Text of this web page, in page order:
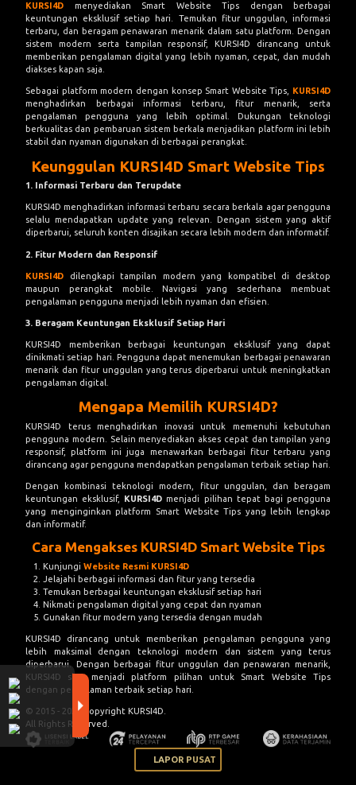
KURSI4D menyediakan Smart Website Tips dengan berbagai
keuntungan eksklusif setiap hari. Temukan fitur unggulan, informasi
terbaru, dan beragam penawaran menarik dalam satu platform. Dengan
sistem modern serta tampilan responsif, KURSI4D dirancang untuk
memberikan pengalaman digital yang lebih nyaman, cepat, dan mudah
diakses kapan saja.
Sebagai platform modern dengan konsep Smart Website Tips, KURSI4D
menghadirkan berbagai informasi terbaru, fitur menarik, serta
pengalaman pengguna yang lebih optimal. Dukungan teknologi
berkualitas dan pembaruan sistem berkala menjadikan platform ini lebih
stabil dan nyaman digunakan di berbagai perangkat.
Keunggulan KURSI4D Smart Website Tips
1. Informasi Terbaru dan Terupdate
KURSI4D menghadirkan informasi terbaru secara berkala agar pengguna
selalu mendapatkan update yang relevan. Dengan sistem yang aktif
diperbarui, seluruh konten disajikan secara lebih modern dan informatif.
2. Fitur Modern dan Responsif
KURSI4D dilengkapi tampilan modern yang kompatibel di desktop
maupun perangkat mobile. Navigasi yang sederhana membuat
pengalaman pengguna menjadi lebih nyaman dan efisien.
3. Beragam Keuntungan Eksklusif Setiap Hari
KURSI4D memberikan berbagai keuntungan eksklusif yang dapat
dinikmati setiap hari. Pengguna dapat menemukan berbagai penawaran
menarik dan fitur unggulan yang terus diperbarui untuk meningkatkan
pengalaman digital.
Mengapa Memilih KURSI4D?
KURSI4D terus menghadirkan inovasi untuk memenuhi kebutuhan
pengguna modern. Selain menyediakan akses cepat dan tampilan yang
responsif, platform ini juga menawarkan berbagai fitur terbaru yang
dirancang agar pengguna mendapatkan pengalaman terbaik setiap hari.
Dengan kombinasi teknologi modern, fitur unggulan, dan beragam
keuntungan eksklusif, KURSI4D menjadi pilihan tepat bagi pengguna
yang menginginkan platform Smart Website Tips yang lebih lengkap
dan informatif.
Cara Mengakses KURSI4D Smart Website Tips
KunjungiWebsite Resmi KURSI4D
Jelajahi berbagai informasi dan fitur yang tersedia
Temukan berbagai keuntungan eksklusif setiap hari
Nikmati pengalaman digital yang cepat dan nyaman
Gunakan fitur modern yang tersedia dengan mudah
KURSI4D dirancang untuk memberikan pengalaman pengguna yang
lebih maksimal dengan teknologi modern dan sistem yang terus
diperbarui. Dengan berbagai fitur unggulan dan penawaran menarik,
KURSI4D siap menjadi platform pilihan untuk Smart Website Tips
dengan pengalaman terbaik setiap hari.
© 2015 - 2026 Copyright KURSI4D.
All Rights Reserved.
LAPOR PUSAT